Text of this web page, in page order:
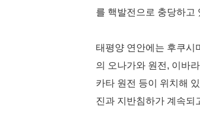
를 핵발전으로 충당하고
태평양 연안에는 후쿠시
의 오나가와 원전, 이바
카타 원전 등이 위치해
진과 지반침하가 계속되